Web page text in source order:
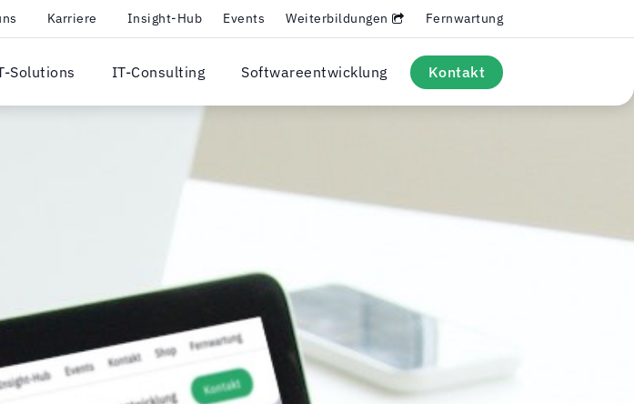
Karriere Insight-Hub Events Weiterbildungen Fernwartung
Solutions IT-Consulting Softwareentwicklung Kontakt